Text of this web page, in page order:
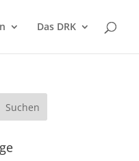
Das DRK